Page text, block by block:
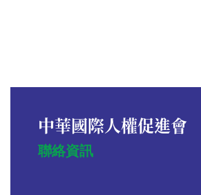
中華國際人權促進會
聯絡資訊